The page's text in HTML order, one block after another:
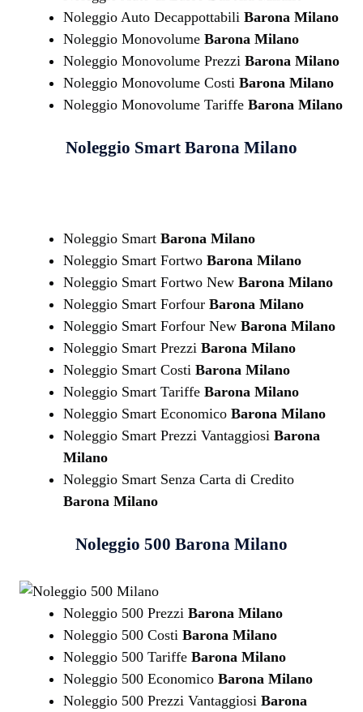
Noleggio Auto Decappottabili Barona Milano
Noleggio Monovolume Barona Milano
Noleggio Monovolume Prezzi Barona Milano
Noleggio Monovolume Costi Barona Milano
Noleggio Monovolume Tariffe Barona Milano
Noleggio Smart Barona Milano
Noleggio Smart Barona Milano
Noleggio Smart Fortwo Barona Milano
Noleggio Smart Fortwo New Barona Milano
Noleggio Smart Forfour Barona Milano
Noleggio Smart Forfour New Barona Milano
Noleggio Smart Prezzi Barona Milano
Noleggio Smart Costi Barona Milano
Noleggio Smart Tariffe Barona Milano
Noleggio Smart Economico Barona Milano
Noleggio Smart Prezzi Vantaggiosi Barona
Milano
Noleggio Smart Senza Carta di Credito
Barona Milano
Noleggio 500 Barona Milano
Noleggio 500 Prezzi Barona Milano
Noleggio 500 Costi Barona Milano
Noleggio 500 Tariffe Barona Milano
Noleggio 500 Economico Barona Milano
Noleggio 500 Prezzi Vantaggiosi Barona